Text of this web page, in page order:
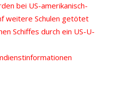
bei US-amerikanisch-
weitere Schulen getötet
Schiffes durch ein US-U-